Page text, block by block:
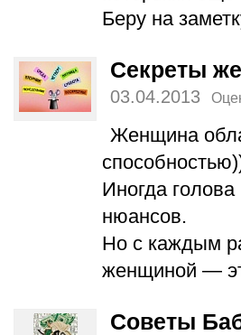
Беру на
Секреты
03.04.2013
Женщина
Иногда голова
нюансов.
Но с каждым
женщиной —
Советы